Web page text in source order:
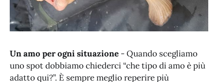
Un amo per ogni situazione - Quando scegliamo
uno spot dobbiamo chiederci “che tipo di amo è più
adatto qui?”. È sempre meglio reperire più